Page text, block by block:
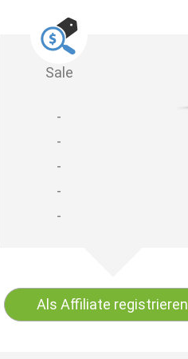
Sale
-
-
-
-
-
Als Affiliate registrieren